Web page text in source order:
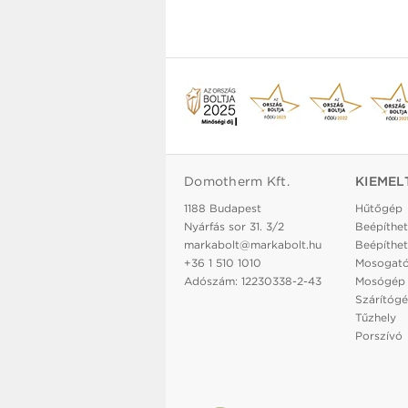
Domotherm Kft.
1188 Budapest
Nyárfás sor 31. 3/2
markabolt@markabolt.hu
+36 1 510 1010
Adószám: 12230338-2-43
Hűtőgép
Mosógép
Tűzhely
Porszívó